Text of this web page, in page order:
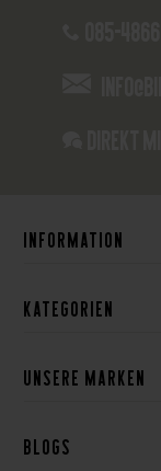
Information
Kategorien
Unsere Marken
Blogs